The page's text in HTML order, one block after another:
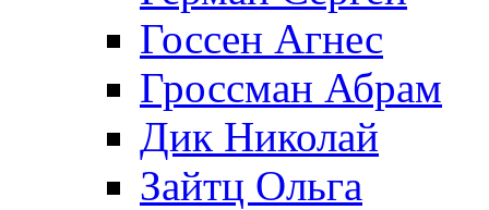
Госсен Агнес
Гроссман Абрам
Дик Николай
Зайтц Ольга